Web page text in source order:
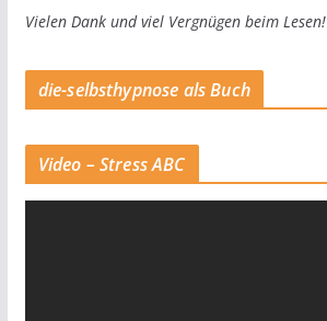
Vielen Dank und viel Vergnügen beim Lesen!
die-selbsthypnose als Buch
Video – Stress ABC